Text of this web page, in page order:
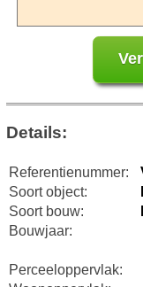
Details:
Referentienummer:
Soort object:
Soort bouw:
Bouwjaar:
Perceeloppervlak: